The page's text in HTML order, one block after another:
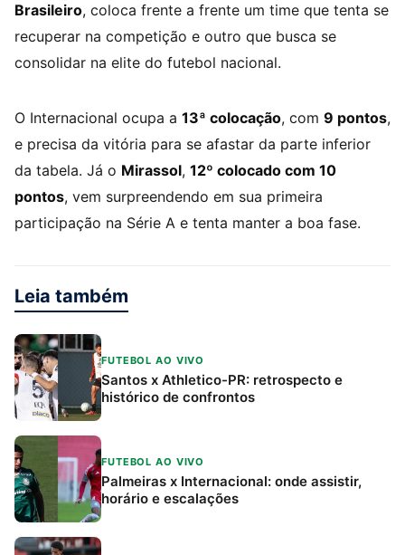
Brasileiro, coloca frente a frente um time que tenta se
recuperar na competição e outro que busca se
consolidar na elite do futebol nacional.
O Internacional ocupa a 13ª colocação, com 9 pontos,
e precisa da vitória para se afastar da parte inferior
da tabela. Já o Mirassol, 12º colocado com 10
pontos, vem surpreendendo em sua primeira
participação na Série A e tenta manter a boa fase.
Leia também
FUTEBOL AO VIVO
Santos x Athletico-PR: retrospecto e
histórico de confrontos
FUTEBOL AO VIVO
Palmeiras x Internacional: onde assistir,
horário e escalações